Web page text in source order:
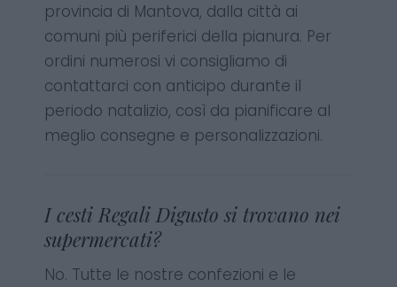
provincia di Mantova, dalla città ai
comuni più periferici della pianura. Per
ordini numerosi vi consigliamo di
contattarci con anticipo durante il
periodo natalizio, così da pianificare al
meglio consegne e personalizzazioni.
I cesti Regali Digusto si trovano nei
supermercati?
No. Tutte le nostre confezioni e le